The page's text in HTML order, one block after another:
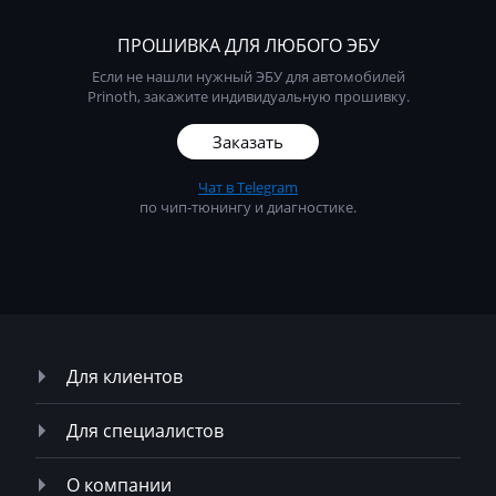
Lincoln
Luxgen
Mack
Madill
ПРОШИВКА ДЛЯ ЛЮБОГО ЭБУ
Если не нашли нужный ЭБУ для автомобилей
Prinoth, закажите индивидуальную прошивку.
Заказать
Чат в Telegram
по чип-тюнингу и диагностике.
Для клиентов
Для специалистов
О компании